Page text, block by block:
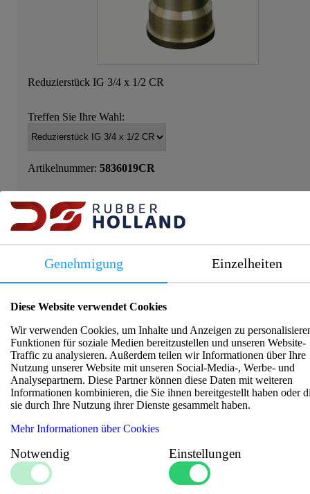
Reduzierstück IG 3/4 x 1/2 CR
Treffen Sie Ihre Wahl:
Artikelnummer: 5836019CR
Loggen Sie sich ein, um Preis und Verfügbarkeit
zu sehen!
Spezifikationen
Größe 1 : 3/4"
Größe 2 : 1/2"
Genehmigung Einzelheiten
Diese Website verwendet Cookies
Wir verwenden Cookies, um Inhalte und Anzeigen zu
Funktionen für soziale Medien bereitzustellen und unseren Website-
Traffic zu analysieren. Außerdem teilen wir Informationen über Ihre
Nutzung unserer Website mit unseren Social-Media-, Werbe- und
Analysepartnern. Diese Partner können diese Daten mit weiteren
Informationen kombinieren, die Sie ihnen bereitgestellt haben oder
sie durch Ihre Nutzung ihrer Dienste gesammelt haben.
Mehr Informationen über Cookies
Notwendig Einstellungen